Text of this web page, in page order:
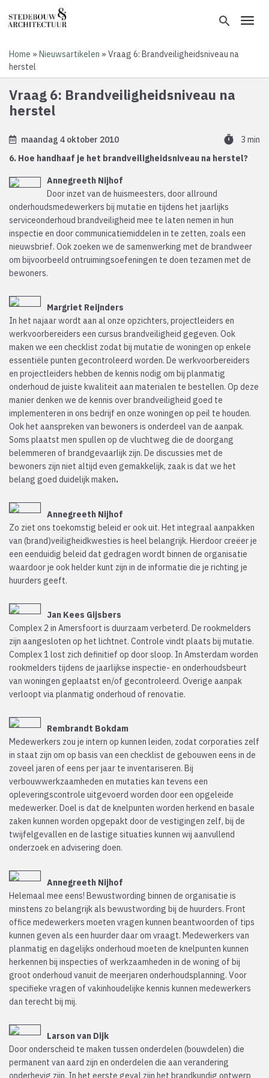
en
naar
inhoud
gaan
search
Kruimelpad
Home Nieuwsartikelen
Vraag 6: Brandveiligheidsniveau na
herstel
Vraag 6: Brandveiligheidsniveau na
herstel
maandag 4 oktober 2010 timer
3 min
6. Hoe handhaaf je het brandveiligheidsniveau na herstel?
Annegreeth Nijhof
Door inzet van de huismeesters, door allround
onderhoudsmedewerkers bij mutatie en tijdens het jaarlijks
serviceonderhoud brandveiligheid mee te laten nemen in hun
inspectie en door communicatiemiddelen in te zetten, zoals een
nieuwsbrief. Ook zoeken we de samenwerking met de brandweer
om bijvoorbeeld ontruimingsoefeningen te doen tezamen met de
bewoners.
Margriet Reijnders
In het najaar wordt aan al onze opzichters, projectleiders en
werkvoorbereiders een cursus brandveiligheid gegeven. Ook
maken we een checklist zodat bij mutatie de woningen op enkele
essentiële punten gecontroleerd worden. De werkvoorbereiders
en projectleiders hebben de kennis nodig om bij planmatig
onderhoud de juiste kwaliteit aan materialen te bestellen. Op deze
manier denken we de kennis over brandveiligheid goed te
implementeren in ons bedrijf en onze woningen op peil te houden.
Ook het aanspreken van bewoners is onderdeel van de aanpak.
Soms plaatst men spullen op de vluchtweg die de doorgang
belemmeren of brandgevaarlijk zijn. De discussies met de
bewoners zijn niet altijd even gemakkelijk, zaak is dat we het
belang goed duidelijk maken.
Annegreeth Nijhof
Zo ziet ons toekomstig beleid er ook uit. Het integraal aanpakken
van (brand)veiligheidkwesties is heel belangrijk. Hierdoor creëer je
een eenduidig beleid dat gedragen wordt binnen de organisatie
waardoor je ook helder kunt zijn in de informatie die je richting je
huurders geeft.
Jan Kees Gijsbers
Complex 2 in Amersfoort is duurzaam verbeterd. De rookmelders
zijn aangesloten op het lichtnet. Controle vindt plaats bij mutatie.
Complex 1 lost zich definitief op door sloop. In Amsterdam worden
rookmelders tijdens de jaarlijkse inspectie- en onderhoudsbeurt
van woningen geplaatst en/of gecontroleerd. Overige aanpak
verloopt via planmatig onderhoud of renovatie.
Rembrandt Bokdam
Medewerkers zou je intern op kunnen leiden, zodat corporaties zelf
in staat zijn om op basis van een checklist de gebouwen eens in de
zoveel jaren of eens per jaar te inventariseren. Bij
verbouwwerkzaamheden en mutaties kan tevens een
opleveringscontrole uitgevoerd worden door een opgeleide
medewerker. Doel is dat de knelpunten worden herkend en basale
zaken kunnen worden opgepakt door de vestigingen zelf, bij de
twijfelgevallen en de lastige situaties kunnen wij aanvullend
onderzoek en advisering doen.
Annegreeth Nijhof
Helemaal mee eens! Bewustwording binnen de organisatie is
minstens zo belangrijk als bewustwording bij de huurders. Front
office medewerkers moeten vragen kunnen beantwoorden of tips
kunnen geven als een huurder daar om vraagt. Medewerkers van
planmatig en dagelijks onderhoud moeten de knelpunten kunnen
herkennen bij inspecties of werkzaamheden in de woning of bij
groot onderhoud vanuit de meerjaren onderhoudsplanning. Voor
specifieke vragen of vakinhoudelijke kennis kunnen medewerkers
dan terecht bij mij.
Larson van Dijk
Door onderscheid te maken tussen onderdelen (bouwdelen) die
permanent van aard zijn en onderdelen die aan verandering
onderhevig zijn. In het eerste geval zijn het brandkundig ontwerp